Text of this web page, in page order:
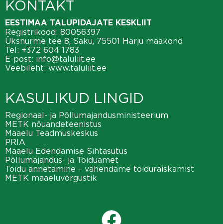
KONTAKT
EESTIMAA TALUPIDAJATE KESKLIIT
Registrikood: 80056397
Üksnurme tee 8, Saku, 75501 Harju maakond
Tel: +372 604 1783
E-post: info@taluliit.ee
Veebileht: www.taluliit.ee
KASULIKUD LINGID
Regionaal- ja Põllumajandusministeerium
METK nõuandeteenistus
Maaelu Teadmuskeskus
PRIA
Maaelu Edendamise Sihtasutus
Põllumajandus- ja Toiduamet
Toidu annetamine – vähendame toiduraiskamist
METK maaeluvõrgustik